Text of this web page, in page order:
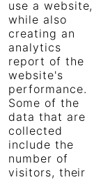
use a website,
while also
creating an
analytics
report of the
website's
performance.
Some of the
data that are
collected
include the
number of
visitors, their